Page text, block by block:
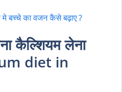
मे बच्चे का वजन कैसे बढ़ाए ?
कैल्शियम लेना
diet in